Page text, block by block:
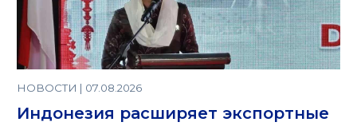
НОВОСТИ | 07.08.2026
Индонезия расширяет экспортные